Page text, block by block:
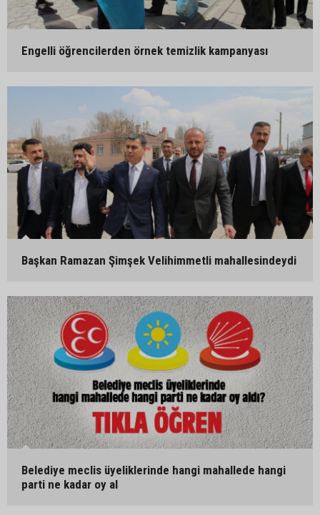
Engelli öğrencilerden örnek temizlik kampanyası
Başkan Ramazan Şimşek Velihimmetli mahallesindeydi
Belediye meclis üyeliklerinde hangi mahallede hangi
parti ne kadar oy al